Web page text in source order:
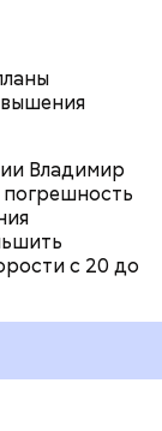
Владимир
погрешность
с 20 до